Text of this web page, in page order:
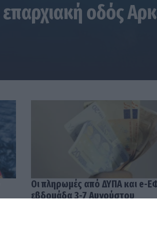
οδός
Οι πληρωμές από ΔΥΠΑ και e-
εβδομάδα 3-7 Αυγούστου